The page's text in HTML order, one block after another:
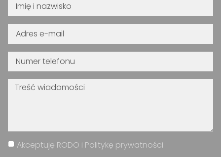
Akceptuję RODO i Politykę prywatności